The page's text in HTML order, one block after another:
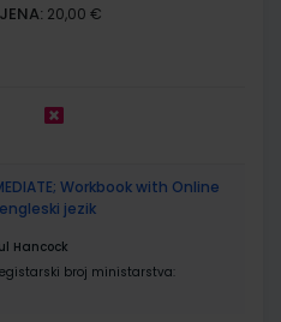
20,00 €
Workbook with Online
jezik
Hancock
broj ministarstva: